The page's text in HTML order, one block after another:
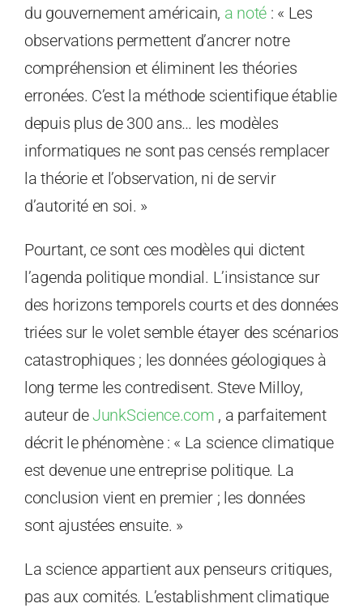
du gouvernement américain, a noté : « Les
observations permettent d’ancrer notre
compréhension et éliminent les théories
erronées. C’est la méthode scientifique établie
depuis plus de 300 ans… les modèles
informatiques ne sont pas censés remplacer
la théorie et l’observation, ni de servir
d’autorité en soi. »
Pourtant, ce sont ces modèles qui dictent
l’agenda politique mondial. L’insistance sur
des horizons temporels courts et des données
triées sur le volet semble étayer des scénarios
catastrophiques ; les données géologiques à
long terme les contredisent. Steve Milloy,
auteur deJunkScience.com , a parfaitement
décrit le phénomène : « La science climatique
est devenue une entreprise politique. La
conclusion vient en premier ; les données
sont ajustées ensuite. »
La science appartient aux penseurs critiques,
pas aux comités. L’establishment climatique